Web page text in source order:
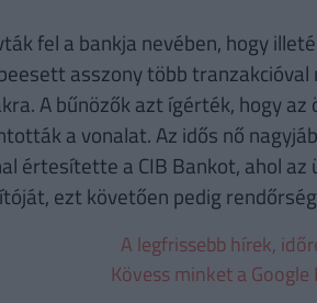
fel a bankja nevében, hogy
asszony több
A bűnözők azt ígérték, hogy
a vonalat. Az idős nő
értesítette a CIB Bankot, ahol
ezt követően pedig
A legfrissebb hírek,
Kövess minket a